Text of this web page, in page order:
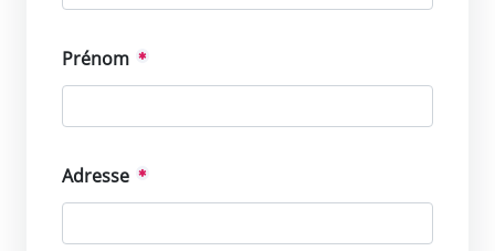
Prénom
Adresse